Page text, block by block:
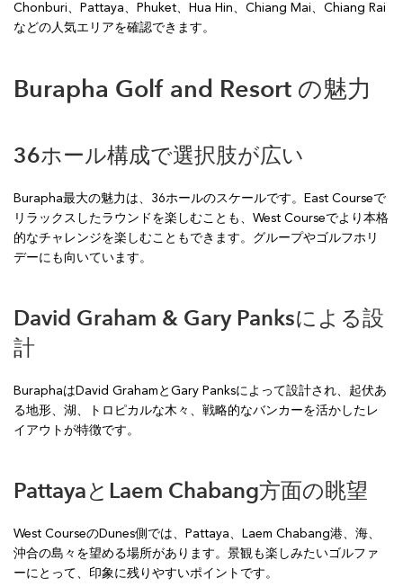
Chonburi、Pattaya、Phuket、Hua Hin、Chiang Mai、Chiang Rai
などの人気エリアを確認できます。
Burapha Golf and Resort の魅力
36ホール構成で選択肢が広い
Burapha最大の魅力は、36ホールのスケールです。East Courseで
リラックスしたラウンドを楽しむことも、West Courseでより本格
的なチャレンジを楽しむこともできます。グループやゴルフホリ
デーにも向いています。
David Graham & Gary Panksによる設
計
BuraphaはDavid GrahamとGary Panksによって設計され、起伏あ
る地形、湖、トロピカルな木々、戦略的なバンカーを活かしたレ
イアウトが特徴です。
PattayaとLaem Chabang方面の眺望
West CourseのDunes側では、Pattaya、Laem Chabang港、海、
沖合の島々を望める場所があります。景観も楽しみたいゴルファ
ーにとって、印象に残りやすいポイントです。